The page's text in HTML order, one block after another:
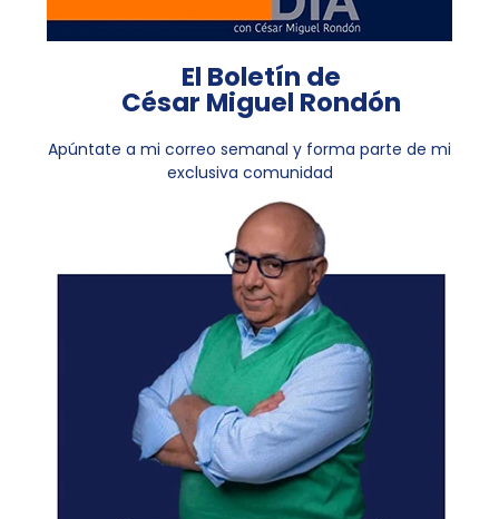
El Boletín de
César Miguel Rondón
Apúntate a mi correo semanal y forma parte de mi
exclusiva comunidad